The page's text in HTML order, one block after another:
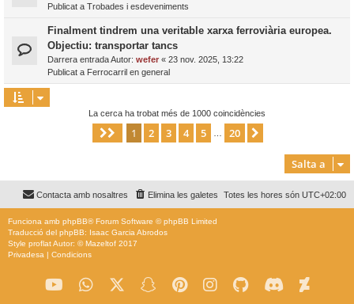
Publicat a Trobades i esdeveniments
Finalment tindrem una veritable xarxa ferroviària europea.
Objectiu: transportar tancs
Darrera entrada Autor: wefer « 23 nov. 2025, 13:22
Publicat a Ferrocarril en general
La cerca ha trobat més de 1000 coincidències
Pàgina de 20
1 2 3 4 5 20
Salta a
Totes les hores són UTC+02:00
Elimina les galetes
Contacta amb nosaltres
Funciona amb phpBB® Forum Software © phpBB Limited
Traducció del phpBB: Isaac Garcia Abrodos
Style proflatAutor: ©Mazeltof 2017
Privadesa | Condicions